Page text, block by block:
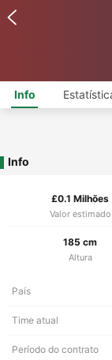
Info
Info
£0.1 Milhões
Valor estimado
185 cm
Altura
País
Time atual
Período do contrato